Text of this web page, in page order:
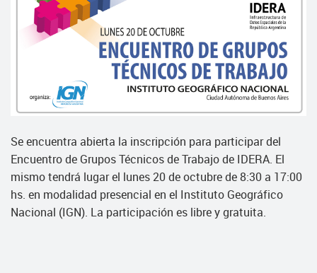
Se encuentra abierta la inscripción para participar del
Encuentro de Grupos Técnicos de Trabajo de IDERA. El
mismo tendrá lugar el lunes 20 de octubre de 8:30 a 17:00
hs. en modalidad presencial en el Instituto Geográfico
Nacional (IGN). La participación es libre y gratuita.